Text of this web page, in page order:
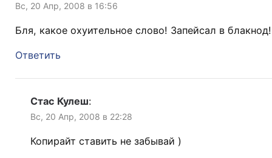
Вс, 20 Апр, 2008 в 16:56
Бля, какое охуительное слово! Запейсал в блакнод!
Ответить
Стас Кулеш:
Вс, 20 Апр, 2008 в 22:28
Копирайт ставить не забывай )